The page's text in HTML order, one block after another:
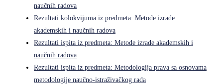
naučnih radova
Rezultati kolokvijuma iz predmeta: Metode izrade
akademskih i naučnih radova
Rezultati ispita iz predmeta: Metode izrade akademskih i
naučnih radova
Rezultati ispita iz predmeta: Metodologija prava sa osnovama
metodologije naučno-istraživačkog rada